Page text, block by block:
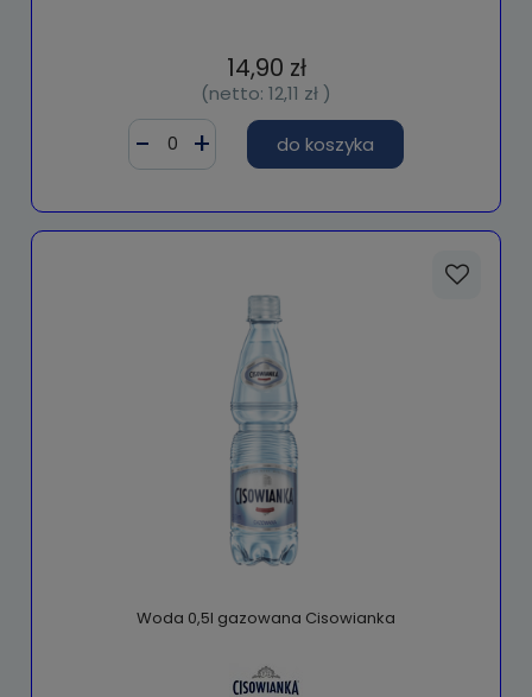
14,90 zł
(netto: 12,11 zł )
do koszyka
Woda 0,5l gazowana Cisowianka